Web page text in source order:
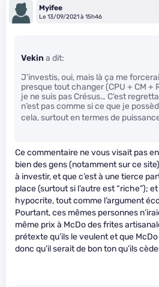
Myifee
Le 13/09/2021 à 15h46
Vekin a dit:
J’investis, oui, mais là ça me
presque tout changer (CPU + CM +
je ne suis pas Crésus… C’est
n’est pas comme si ce que je
cela, surtout en termes de
Ce commentaire ne vous visait pas
bien des gens (notamment sur ce
à investir, et que c’est à une tierce
place (surtout si l’autre est “riche”);
hypocrite, tout comme l’argument
Pourtant, ces mêmes personnes
même prix à McDo des frites
prétexte qu’ils le veulent et que
donc qu’il serait de bon ton qu’ils